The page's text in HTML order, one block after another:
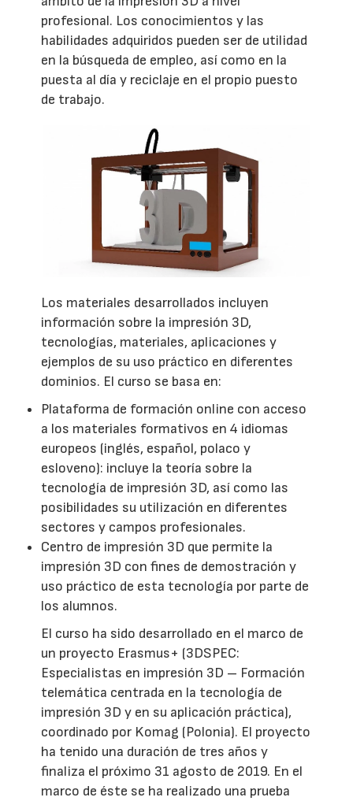
profesional. Los conocimientos y las
habilidades adquiridos pueden ser de utilidad
en la búsqueda de empleo, así como en la
puesta al día y reciclaje en el propio puesto
de trabajo.
Los materiales desarrollados incluyen
información sobre la impresión 3D,
tecnologías, materiales, aplicaciones y
ejemplos de su uso práctico en diferentes
dominios. El curso se basa en:
Plataforma de formación online con acceso
a los materiales formativos en 4 idiomas
europeos (inglés, español, polaco y
esloveno): incluye la teoría sobre la
tecnología de impresión 3D, así como las
posibilidades su utilización en diferentes
sectores y campos profesionales.
Centro de impresión 3D que permite la
impresión 3D con fines de demostración y
uso práctico de esta tecnología por parte de
los alumnos.
El curso ha sido desarrollado en el marco de
un proyecto Erasmus+ (3DSPEC:
Especialistas en impresión 3D – Formación
telemática centrada en la tecnología de
impresión 3D y en su aplicación práctica),
coordinado por Komag (Polonia). El proyecto
ha tenido una duración de tres años y
finaliza el próximo 31 agosto de 2019. En el
marco de éste se ha realizado una prueba